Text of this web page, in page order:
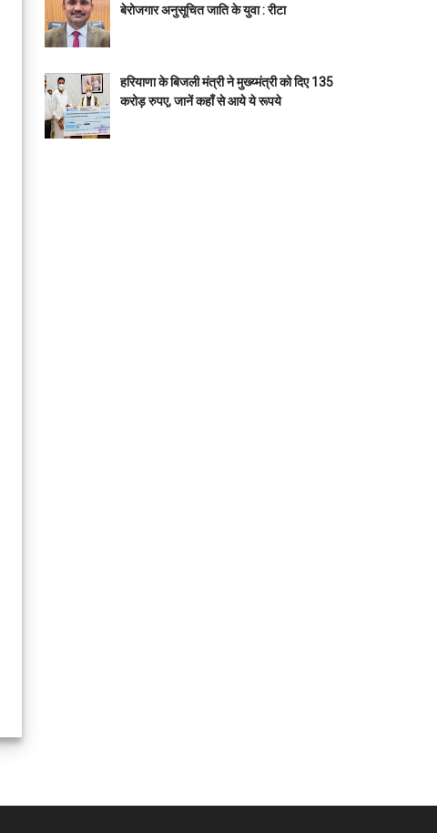
बेरोजगार अनुसूचित जाति के युवा : रीटा
हरियाणा के बिजली मंत्री ने मुख्य्मंत्री को दिए 135
करोड़ रुपए, जानें कहाँ से आये ये रूपये